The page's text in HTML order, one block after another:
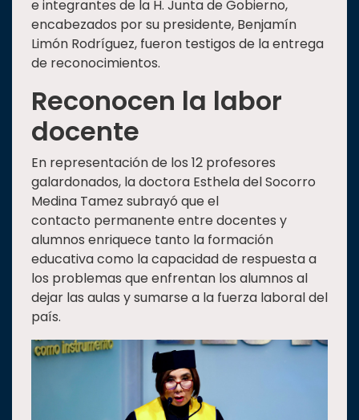
e integrantes de la H. Junta de Gobierno,
encabezados por su presidente, Benjamín
Limón Rodríguez, fueron testigos de la entrega
de reconocimientos.
Reconocen la labor
docente
En representación de los 12 profesores
galardonados, la doctora Esthela del Socorro
Medina Tamez subrayó que el
contacto permanente entre docentes y
alumnos enriquece tanto la formación
educativa como la capacidad de respuesta a
los problemas que enfrentan los alumnos al
dejar las aulas y sumarse a la fuerza laboral del
país.